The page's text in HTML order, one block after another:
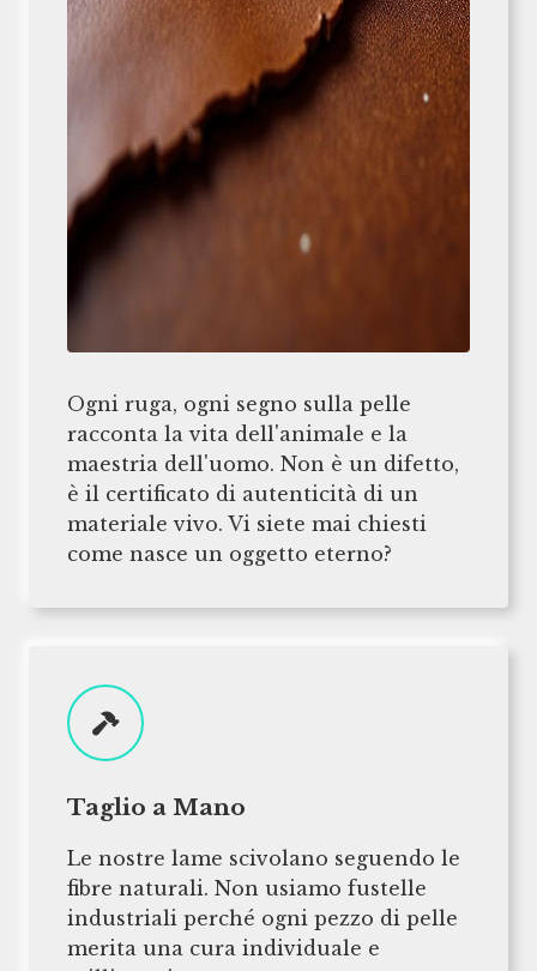
Ogni ruga, ogni segno sulla pelle
racconta la vita dell'animale e la
maestria dell'uomo. Non è un difetto,
è il certificato di autenticità di un
materiale vivo. Vi siete mai chiesti
come nasce un oggetto eterno?
Taglio a Mano
Le nostre lame scivolano seguendo le
fibre naturali. Non usiamo fustelle
industriali perché ogni pezzo di pelle
merita una cura individuale e